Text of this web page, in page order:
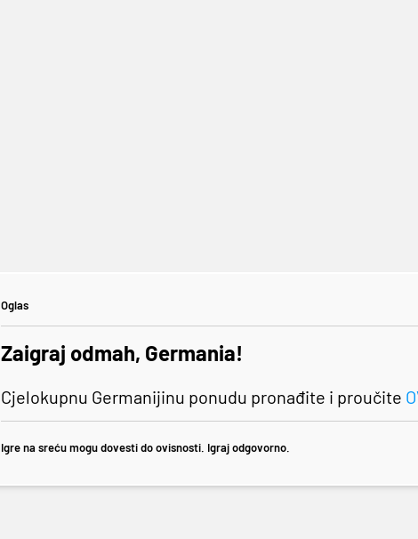
Oglas
Zaigraj odmah, Germania!
Cjelokupnu Germanijinu ponudu pronađite i proučite
Igre na sreću mogu dovesti do ovisnosti. Igraj odgovorno.